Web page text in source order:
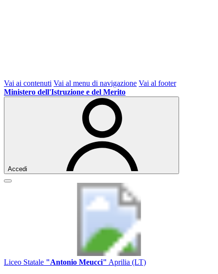
Vai ai contenuti Vai al menu di navigazione Vai al footer
Ministero dell'Istruzione e del Merito
Accedi
Liceo Statale "Antonio Meucci" Aprilia (LT)